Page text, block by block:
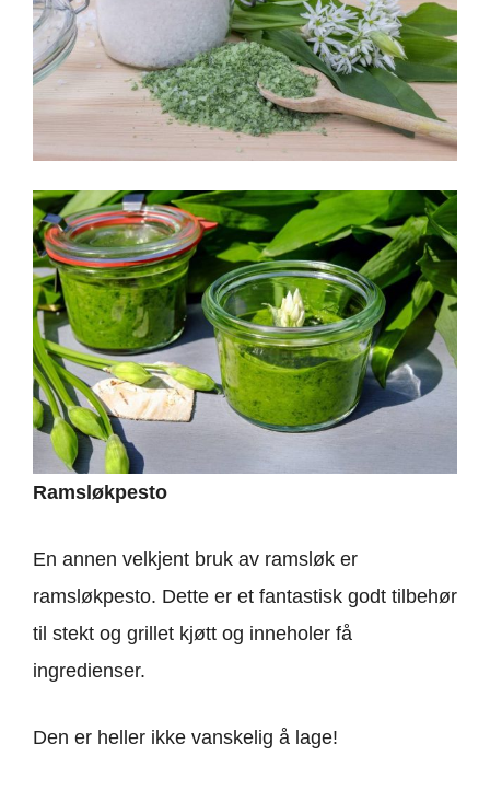
Ramsløkpesto
En annen velkjent bruk av ramsløk er
ramsløkpesto. Dette er et fantastisk godt tilbehør
til stekt og grillet kjøtt og inneholer få
ingredienser.
Den er heller ikke vanskelig å lage!